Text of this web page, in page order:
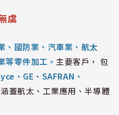
虞
、國防業、汽車業、航太
等零件加工。主要客戶， 包
、GE、SAFRAN、
涵蓋航太、工業應用、半導體